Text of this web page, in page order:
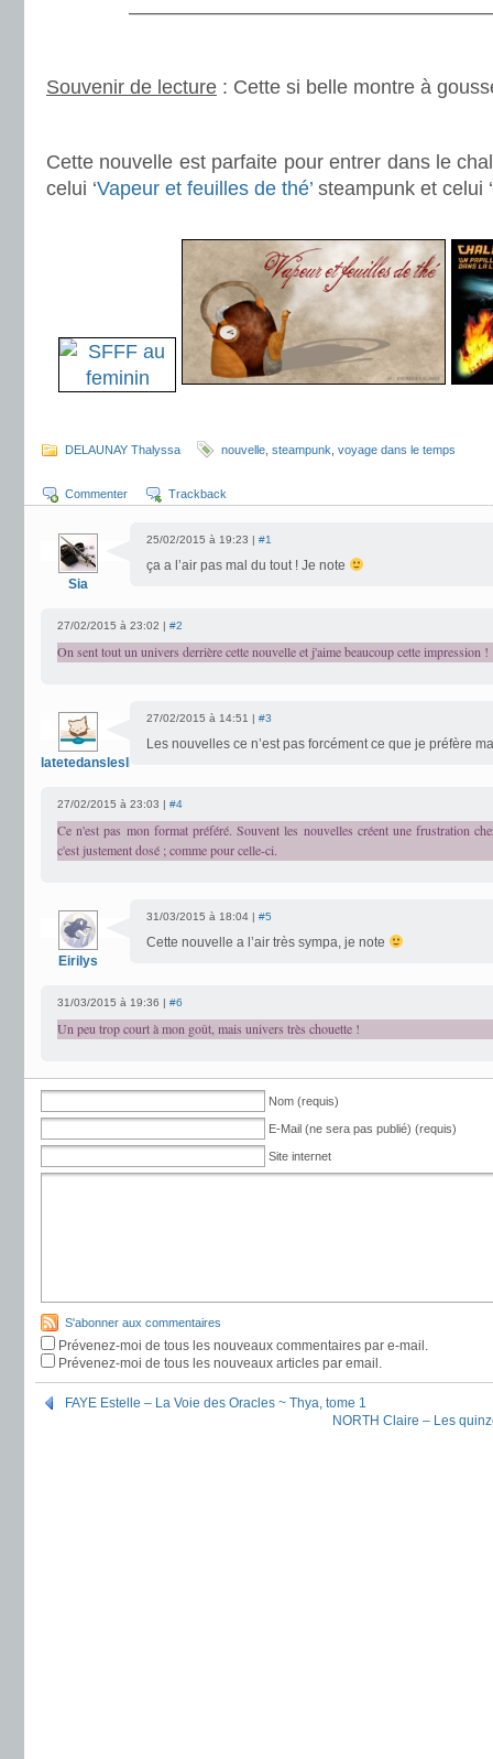
Souvenir de lecture : Cette si belle montre à
Cette nouvelle est parfaite pour entrer dans le
celui ‘Vapeur et feuilles de thé’ steampunk et celui ‘
DELAUNAY Thalyssa nouvelle steampunk voyage dans le temps
Commenter Trackback
Sia
25/02/2015 à 19:23 | #1
ça a l’air pas mal du tout ! Je note
27/02/2015 à 23:02 | #2
On sent tout un univers derrière cette nouvelle et j'aime beaucoup cette impression !
latetedansleslivres
27/02/2015 à 14:51 | #3
Les nouvelles ce n’est pas forcément ce que je préfère
27/02/2015 à 23:03 | #4
Ce n'est pas mon format préféré. Souvent les nouvelles créent une frustration
c'est justement dosé ; comme pour celle-ci.
Eirilys
31/03/2015 à 18:04 | #5
Cette nouvelle a l’air très sympa, je note
31/03/2015 à 19:36 | #6
Un peu trop court à mon goût, mais univers très chouette !
Nom (requis)
E-Mail (ne sera pas publié) (requis)
Site internet
S'abonner aux commentaires
Prévenez-moi de tous les nouveaux commentaires par e-mail.
Prévenez-moi de tous les nouveaux articles par email.
FAYE Estelle – La Voie des Oracles ~ Thya, tome 1
NORTH Claire – Les